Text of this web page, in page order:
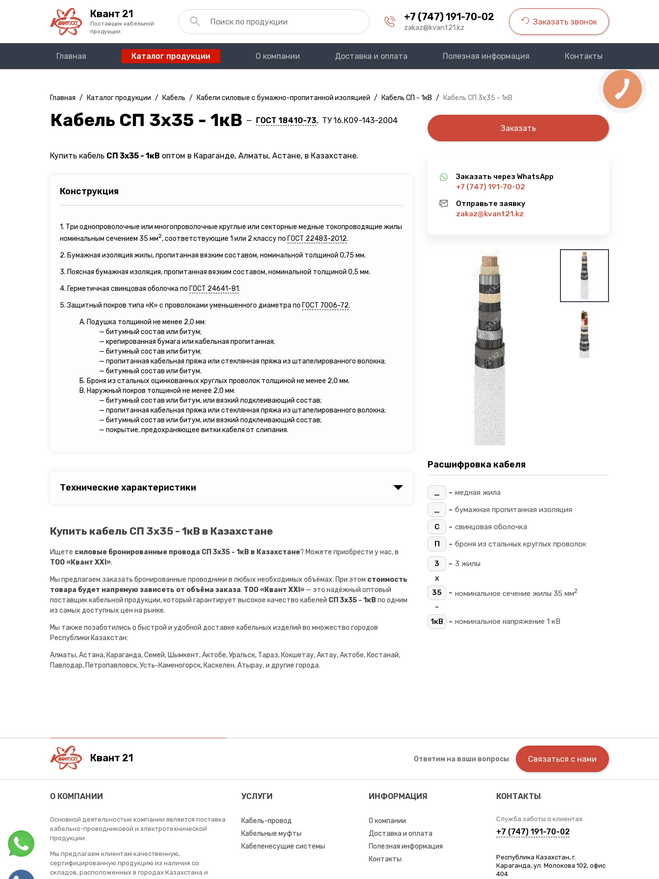
Квант 21
Поставщик кабельной
продукции
+7 (747) 191-70-02
zakaz@kvant21.kz
Заказать звонок
Главная Каталог продукции О компании Доставка и оплата Полезная информация Контакты
Главная / Каталог продукции / Кабель / Кабели силовые с бумажно-пропитанной изоляцией / Кабель СП - 1кВ / Кабель СП 3х35 - 1кВ
Кабель СП 3х35 - 1кВ — ГОСТ 18410-73, ТУ 16.К09-143-2004
Купить кабель СП 3х35 - 1кВ оптом в Караганде, Алматы, Астане, в Казахстане.
Конструкция
1. Три однопроволочные или многопроволочные круглые или секторные медные токопроводящие жилы
номинальным сечением 35 мм2, соответствующие 1 или 2 классу по ГОСТ 22483-2012.
2. Бумажная изоляция жилы, пропитанная вязким составом, номинальной толщиной 0,75 мм.
3. Поясная бумажная изоляция, пропитанная вязким составом, номинальной толщиной 0,5 мм.
4. Герметичная свинцовая оболочка по ГОСТ 24641-81.
5. Защитный покров типа «К» с проволоками уменьшенного диаметра по ГОСТ 7006-72.
А. Подушка толщиной не менее 2,0 мм:
— битумный состав или битум;
— крепированная бумага или кабельная пропитанная;
— битумный состав или битум;
— пропитанная кабельная пряжа или стеклянная пряжа из штапелированного волокна;
— битумный состав или битум.
Б. Броня из стальных оцинкованных круглых проволок толщиной не менее 2,0 мм.
В. Наружный покров толщиной не менее 2,0 мм:
— битумный состав или битум, или вязкий подклеивающий состав;
— пропитанная кабельная пряжа или стеклянная пряжа из штапелированного волокна;
— битумный состав или битум, или вязкий подклеивающий состав;
— покрытие, предохраняющее витки кабеля от слипания.
Технические характеристики
Купить кабель СП 3х35 - 1кВ в Казахстане
Ищете силовые бронированные провода СП 3х35 - 1кВ в Казахстане? Можете приобрести у нас, в
ТОО «Квант XXI».
Мы предлагаем заказать бронированные проводники в любых необходимых объёмах. При этом стоимость
товара будет напрямую зависеть от объёма заказа. ТОО «Квант XXI» — это надёжный оптовый
поставщик кабельной продукции, который гарантирует высокое качество кабелей СП 3х35 - 1кВ по одним
из самых доступных цен на рынке.
Мы также позаботились о быстрой и удобной доставке кабельных изделий во множество городов
Республики Казахстан:
Алматы, Астана, Караганда, Семей, Шымкент, Актобе, Уральск, Тараз, Кокшетау, Актау, Актобе, Костанай,
Павлодар, Петропавловск, Усть-Каменогорск, Каскелен, Атырау, и другие города.
Заказать
Заказать через WhatsApp
+7 (747) 191-70-02
Отправьте заявку
zakaz@kvant21.kz
Расшифровка кабеля
_ - медная жила
_
- бумажная пропитанная изоляция
С
- свинцовая оболочка
П
- броня из стальных круглых проволок
3 - 3 жилы
х
35 - номинальное сечение жилы 35 мм2
-
1кВ - номинальное напряжение 1 кВ
Квант 21 Ответим на ваши вопросы Связаться с нами
О КОМПАНИИ
Основной деятельностью компании является поставка
кабельно-проводниковой и электротехнической
продукции.
Мы предлагаем клиентам качественную,
сертифицированную продукцию из наличия со
складов, расположенных в городах Казахстана и
УСЛУГИ
Кабель-провод
Кабельные муфты
Кабеленесущие системы
ИНФОРМАЦИЯ
О компании
Доставка и оплата
Полезная информация
Контакты
КОНТАКТЫ
Служба заботы о клиентах
+7 (747) 191-70-02
Республика Казахстан, г.
Караганда, ул. Молокова 102, офис
404